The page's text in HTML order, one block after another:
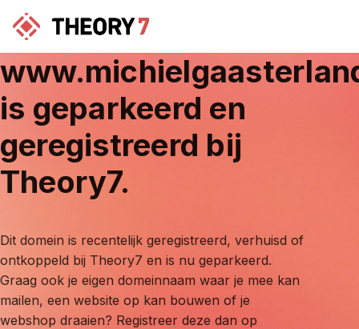
is geparkeerd en
geregistreerd bij
Theory7.
Dit domein is recentelijk geregistreerd, verhuisd of
ontkoppeld bij Theory7 en is nu geparkeerd.
Graag ook je eigen domeinnaam waar je mee kan
mailen, een website op kan bouwen of je
webshop draaien? Registreer deze dan op